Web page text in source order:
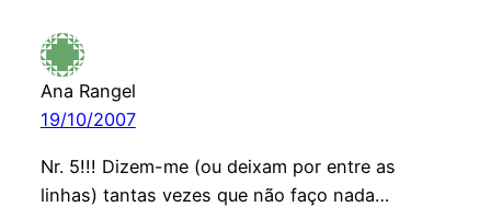
Ana Rangel
19/10/2007
Nr. 5!!! Dizem-me (ou deixam por entre as
linhas) tantas vezes que não faço nada…